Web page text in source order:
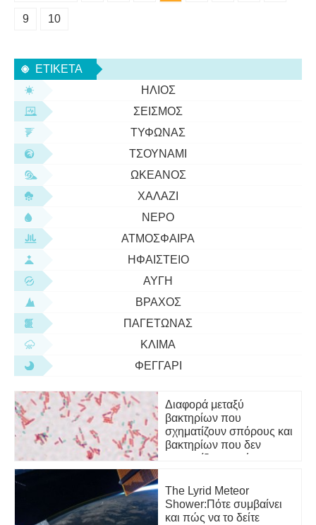
9 10
ΕΤΙΚΈΤΑ
ΉΛΙΟΣ
ΣΕΙΣΜΌΣ
ΤΥΦΏΝΑΣ
ΤΣΟΥΝΆΜΙ
ΩΚΕΑΝΌΣ
ΧΑΛΆΖΙ
ΝΕΡΌ
ΑΤΜΌΣΦΑΙΡΑ
ΗΦΑΊΣΤΕΙΟ
ΑΥΓΉ
ΒΡΆΧΟΣ
ΠΑΓΕΤΏΝΑΣ
ΚΛΊΜΑ
ΦΕΓΓΆΡΙ
Διαφορά μεταξύ
βακτηρίων που
σχηματίζουν σπόρους και
βακτηρίων που δεν
σχηματίζουν σπόρους
The Lyrid Meteor
Shower:Πότε συμβαίνει
και πώς να το δείτε